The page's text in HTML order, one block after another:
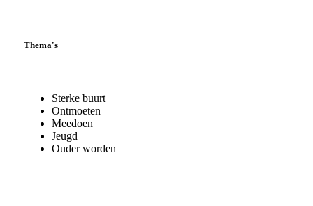
Thema's
Sterke buurt
Ontmoeten
Meedoen
Jeugd
Ouder worden